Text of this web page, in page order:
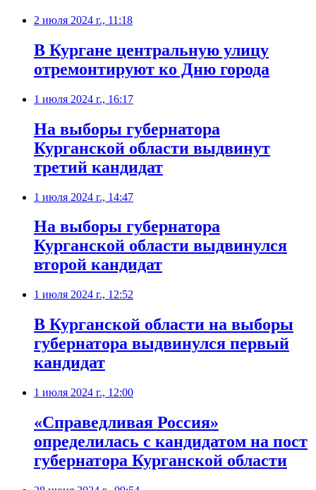
2 июля 2024 г., 11:18
В Кургане центральную улицу
отремонтируют ко Дню города
1 июля 2024 г., 16:17
На выборы губернатора
Курганской области выдвинут
третий кандидат
1 июля 2024 г., 14:47
На выборы губернатора
Курганской области выдвинулся
второй кандидат
1 июля 2024 г., 12:52
В Курганской области на выборы
губернатора выдвинулся первый
кандидат
1 июля 2024 г., 12:00
«Справедливая Россия»
определилась с кандидатом на пост
губернатора Курганской области